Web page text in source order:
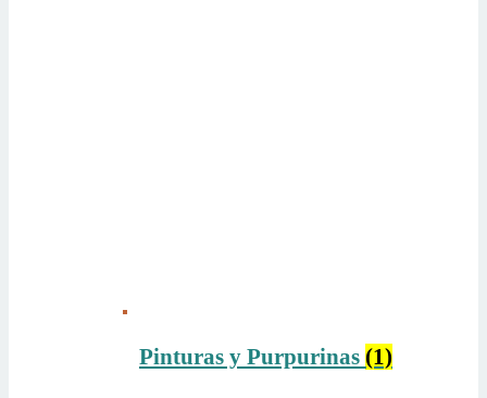
Pinturas y Purpurinas (1)